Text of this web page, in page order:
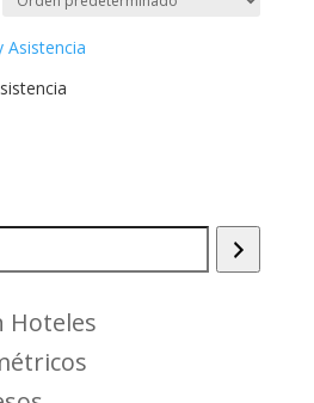
Hoteles